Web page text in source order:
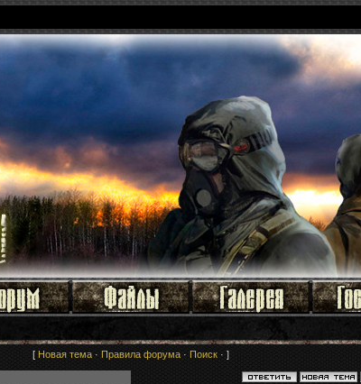
[ Новая тема · Правила форума · Поиск · ]